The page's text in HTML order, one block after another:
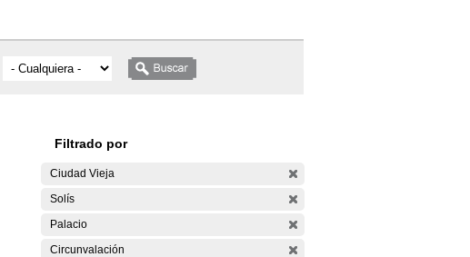
Filtrado por
Ciudad Vieja
Solís
Palacio
Circunvalación